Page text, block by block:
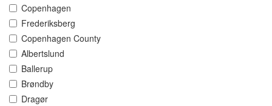
Copenhagen
Frederiksberg
Copenhagen County
Albertslund
Ballerup
Brøndby
Dragør